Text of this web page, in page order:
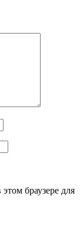
браузере для